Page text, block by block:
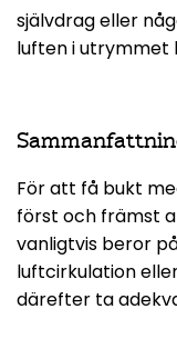
självdrag eller
luften i utrymmet
För att få bukt
först och främst
vanligtvis beror
luftcirkulation
därefter ta